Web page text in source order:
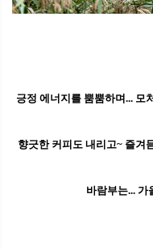
긍정 에너지를 뿜뿜하며... 모
향긋한 커피도 내리고~ 즐겨
바람부는... 가